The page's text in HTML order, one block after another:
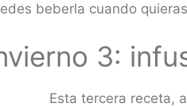
beberla cuando
3:
Esta tercera receta,